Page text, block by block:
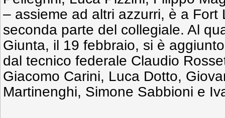
– assieme ad altri azzurri, è a Fort
seconda parte del collegiale. Al
Giunta, il 19 febbraio, si è
dal tecnico federale Claudio
Giacomo Carini, Luca Dotto,
Martinenghi, Simone Sabbioni e